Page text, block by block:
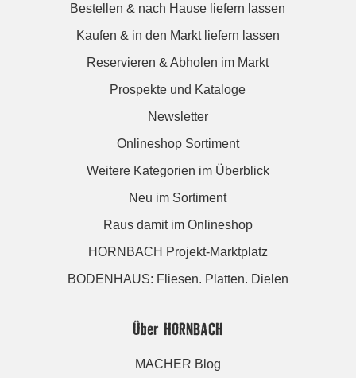
Bestellen & nach Hause liefern lassen
Kaufen & in den Markt liefern lassen
Reservieren & Abholen im Markt
Prospekte und Kataloge
Newsletter
Onlineshop Sortiment
Weitere Kategorien im Überblick
Neu im Sortiment
Raus damit im Onlineshop
HORNBACH Projekt-Marktplatz
BODENHAUS: Fliesen. Platten. Dielen
Über HORNBACH
MACHER Blog